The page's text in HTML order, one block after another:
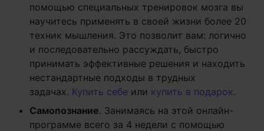
помощью специальных тренировок мозга вы
научитесь применять в своей жизни более 20
техник мышления. Это позволит вам: логично
и последовательно рассуждать, быстро
принимать эффективные решения и находить
нестандартные подходы в трудных
задачах. Купить себе или купить в подарок.
Самопознание. Занимаясь на этой онлайн-
программе всего за 4 недели с помощью